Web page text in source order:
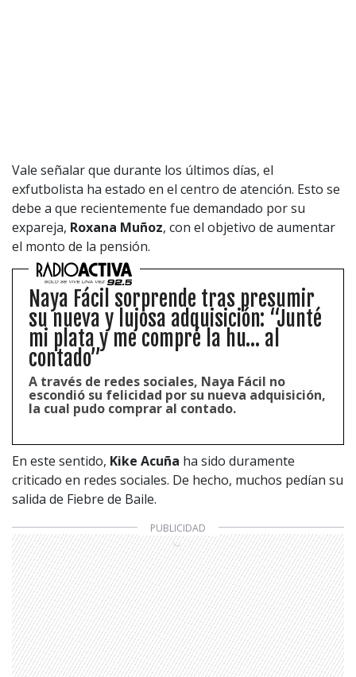
Vale señalar que durante los últimos días, el
exfutbolista ha estado en el centro de atención. Esto se
debe a que recientemente fue demandado por su
expareja, Roxana Muñoz, con el objetivo de aumentar
el monto de la pensión.
Naya Fácil sorprende tras presumir
su nueva y lujosa adquisición: “Junté
mi plata y me compré la hu… al
contado”
A través de redes sociales, Naya Fácil no
escondió su felicidad por su nueva adquisición,
la cual pudo comprar al contado.
En este sentido, Kike Acuña ha sido duramente
criticado en redes sociales. De hecho, muchos pedían su
salida de Fiebre de Baile.